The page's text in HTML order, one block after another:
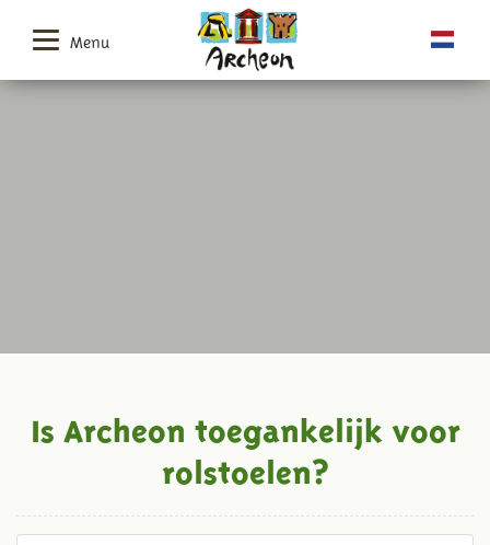
Menu
Is Archeon toegankelijk voor
rolstoelen?